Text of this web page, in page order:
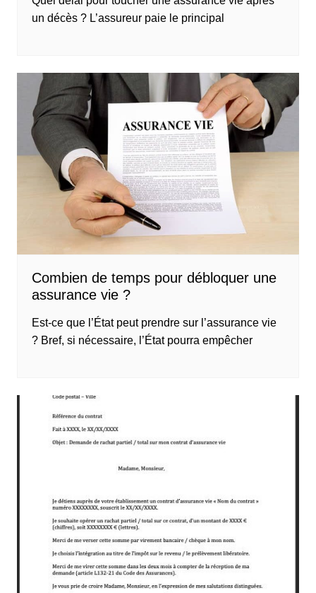
un décès ? L’assureur paie le principal
Combien de temps pour débloquer une
assurance vie ?
Est-ce que l’État peut prendre sur l’assurance vie
? Bref, si nécessaire, l’État pourra empêcher